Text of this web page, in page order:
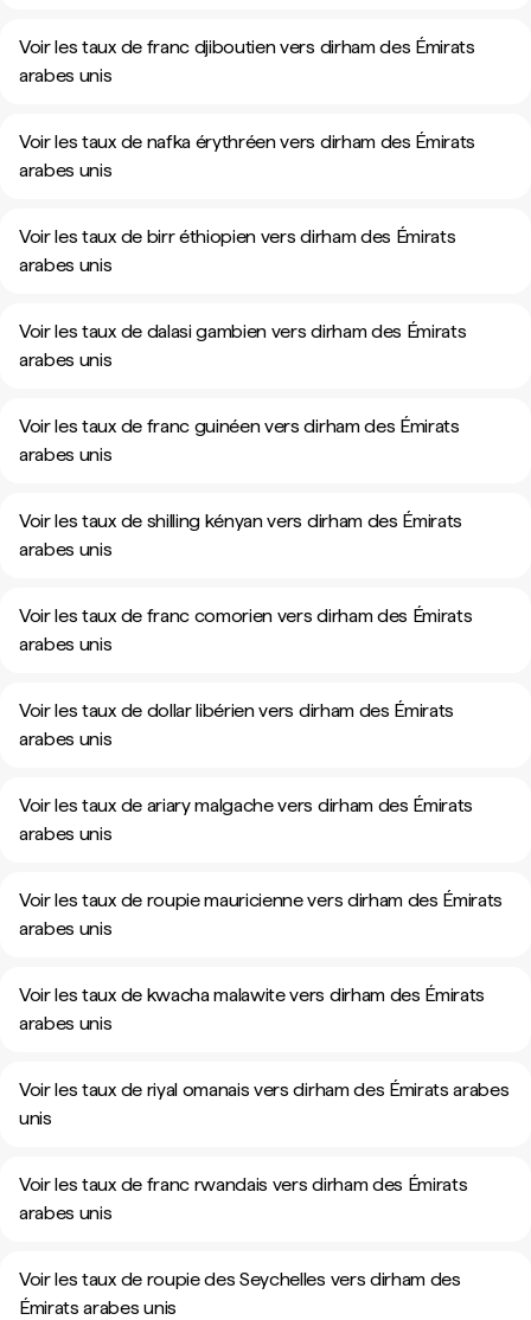
Voir les taux de franc djiboutien vers dirham des Émirats
arabes unis
Voir les taux de nafka érythréen vers dirham des Émirats
arabes unis
Voir les taux de birr éthiopien vers dirham des Émirats
arabes unis
Voir les taux de dalasi gambien vers dirham des Émirats
arabes unis
Voir les taux de franc guinéen vers dirham des Émirats
arabes unis
Voir les taux de shilling kényan vers dirham des Émirats
arabes unis
Voir les taux de franc comorien vers dirham des Émirats
arabes unis
Voir les taux de dollar libérien vers dirham des Émirats
arabes unis
Voir les taux de ariary malgache vers dirham des Émirats
arabes unis
Voir les taux de roupie mauricienne vers dirham des Émirats
arabes unis
Voir les taux de kwacha malawite vers dirham des Émirats
arabes unis
Voir les taux de riyal omanais vers dirham des Émirats arabes
unis
Voir les taux de franc rwandais vers dirham des Émirats
arabes unis
Voir les taux de roupie des Seychelles vers dirham des
Émirats arabes unis